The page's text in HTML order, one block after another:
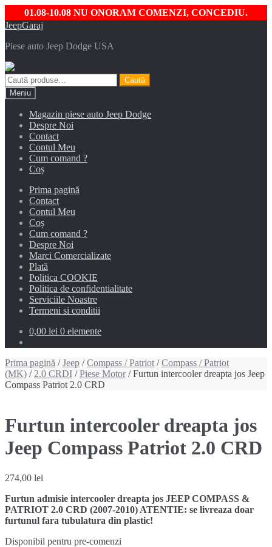
01.08-10.08 NU ONORAM COMENZI, CONCEDIU.
Sari
navigare
Sari
conținut
JeepGaraj
Piese auto Jeep Dodge USA
Caută
după:
Caută
Meniu
Magazin piese auto Jeep Dodge
Despre Noi
Contact
Contul Meu
Cum comand ?
Coș
Prima pagină
Contact
Contul Meu
Coș
Cum comand ?
Despre Noi
Marci Comercializate
Plată
Politica COOKIE
Politica de confidentialitate
Serviciile Noastre
Termeni si conditii
0,00 lei 0 elemente
Prima pagină /Jeep /Compass / Patriot /Compass / Patriot
(MK) / 2.0 CRDI /Piese Motor/ Furtun intercooler dreapta jos Jeep
Compass Patriot 2.0 CRD
Furtun intercooler dreapta jos
Jeep Compass Patriot 2.0 CRD
274,00 lei
Furtun admisie intercooler dreapta jos JEEP COMPASS &
PATRIOT 2.0 CRD (2007-2010) ATENTIE: se livreaza doar
furtunul fara tubulatura din plastic!
Disponibil pentru pre-comenzi